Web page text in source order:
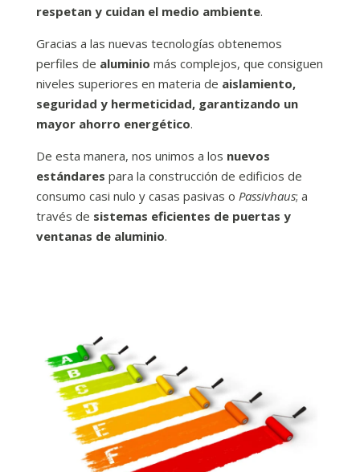
respetan y cuidan el medio ambiente.
Gracias a las nuevas tecnologías obtenemos
perfiles de aluminio más complejos, que consiguen
niveles superiores en materia de aislamiento,
seguridad y hermeticidad, garantizando un
mayor ahorro energético.
De esta manera, nos unimos a los nuevos
estándares para la construcción de edificios de
consumo casi nulo y casas pasivas o Passivhaus; a
través de sistemas eficientes de puertas y
ventanas de aluminio.